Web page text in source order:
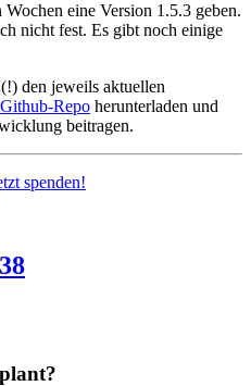
eine Version 1.5.3 geben.
nicht fest. Es gibt noch einige
den jeweils aktuellen
Repo herunterladen und
beitragen.
spenden!